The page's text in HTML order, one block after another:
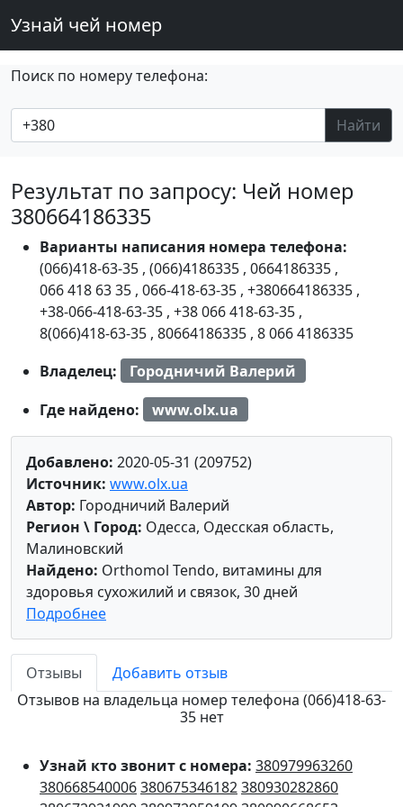
Узнай чей номер
Поиск по номеру телефона:
Найти
Результат по запросу: Чей номер
380664186335
Варианты написания номера телефона:
(066)418-63-35 , (066)4186335 , 0664186335 ,
066 418 63 35 , 066-418-63-35 , +380664186335 ,
+38-066-418-63-35 , +38 066 418-63-35 ,
8(066)418-63-35 , 80664186335 , 8 066 4186335
Владелец:
Городничий Валерий
Где найдено:
www.olx.ua
Добавлено: 2020-05-31 (209752)
Источник: www.olx.ua
Автор: Городничий Валерий
Регион \ Город: Одесса, Одесская область,
Малиновский
Найдено: Orthomol Tendo, витамины для
здоровья сухожилий и связок, 30 дней
Подробнее
Отзывы
Добавить отзыв
Отзывов на владельца номер телефона (066)418-63-
35 нет
Узнай кто звонит с номера: 380979963260
380668540006380675346182380930282860